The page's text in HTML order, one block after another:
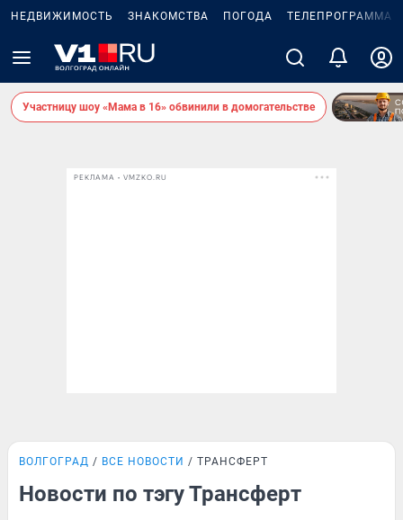
НЕДВИЖИМОСТЬ ЗНАКОМСТВА ПОГОДА ТЕЛЕПРОГРАММА
Участницу шоу «Мама в 16» обвинили в домогательстве
РЕКЛАМА • VMZKO.RU
ВОЛГОГРАД ВСЕ НОВОСТИ ТРАНСФЕРТ
Новости по тэгу Трансферт